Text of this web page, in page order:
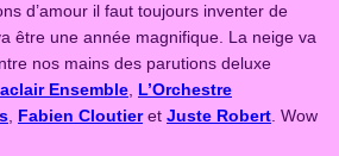
d’amour il faut toujours inventer de
être une année magnifique. La neige va
nos mains des parutions deluxe
Ensemble L’Orchestre
Fabien Cloutieret Juste Robert . Wow